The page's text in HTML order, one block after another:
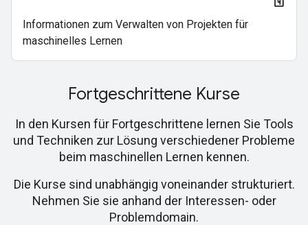
Informationen zum Verwalten von Projekten für
maschinelles Lernen
Fortgeschrittene Kurse
In den Kursen für Fortgeschrittene lernen Sie Tools
und Techniken zur Lösung verschiedener Probleme
beim maschinellen Lernen kennen.
Die Kurse sind unabhängig voneinander strukturiert.
Nehmen Sie sie anhand der Interessen- oder
Problemdomain.